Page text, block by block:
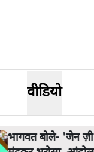
वीडियो
भागवत बोले- 'जेन